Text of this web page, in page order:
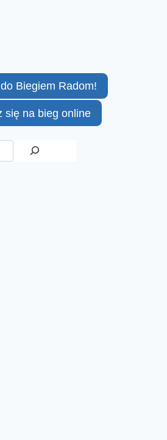
do Biegiem Radom!
się na bieg online